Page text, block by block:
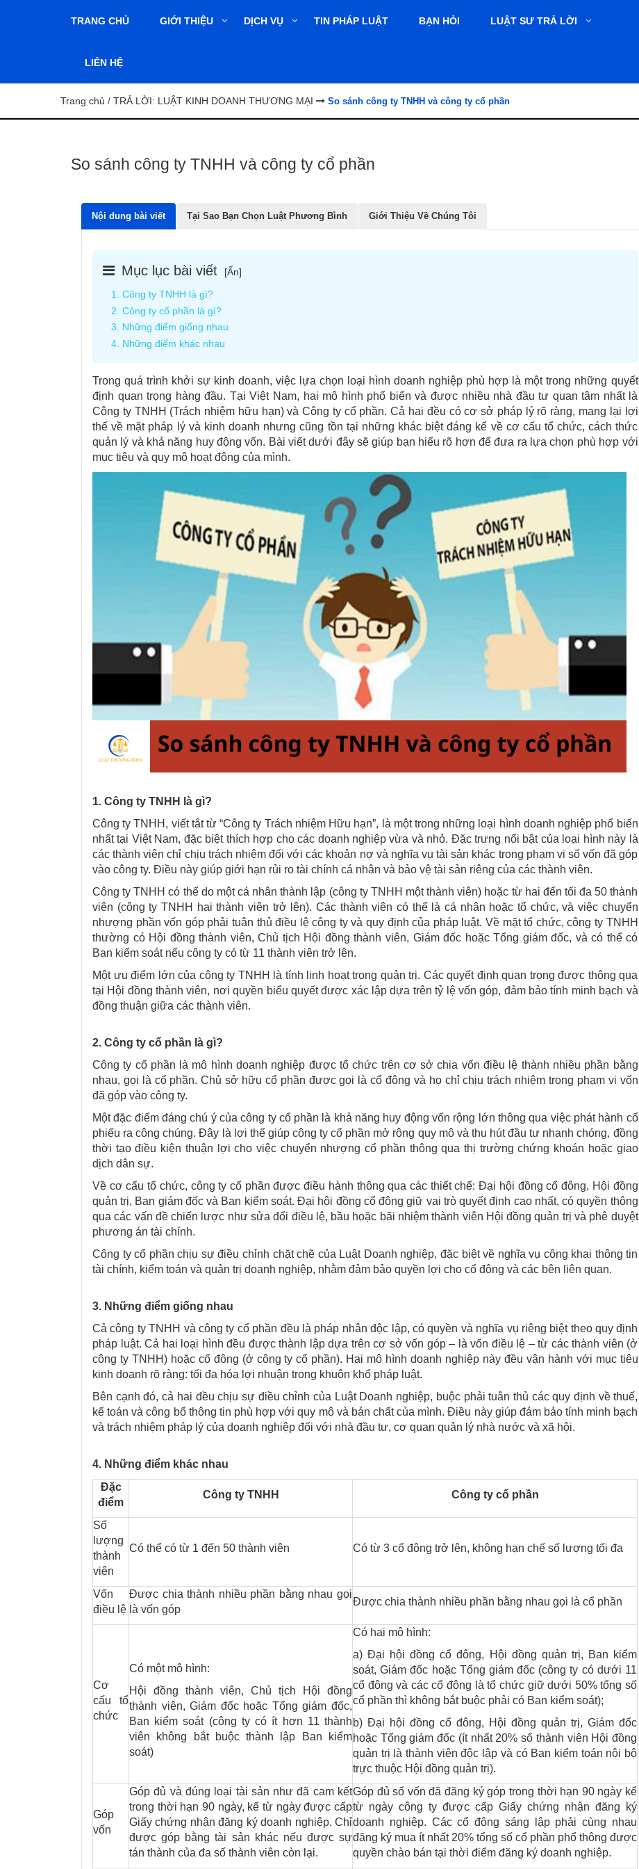
TRANG CHỦ GIỚI THIỆU DỊCH VỤ TIN PHÁP LUẬT BẠN HỎI LUẬT SƯ TRẢ LỜI
LIÊN HỆ
Trang chủ / TRẢ LỜI: LUẬT KINH DOANH THƯƠNG MẠI So sánh công ty TNHH và công ty cổ phần
So sánh công ty TNHH và công ty cổ phần
Nội dung bài viết Tại Sao Bạn Chọn Luật Phương Bình Giới Thiệu Về Chúng Tôi
Mục lục bài viết [Ẩn]
1. Công ty TNHH là gì?
2. Công ty cổ phần là gì?
3. Những điểm giống nhau
4. Những điểm khác nhau
Trong quá trình khởi sự kinh doanh, việc lựa chọn loại hình doanh nghiệp phù hợp là một trong những quyết
định quan trọng hàng đầu. Tại Việt Nam, hai mô hình phổ biến và được nhiều nhà đầu tư quan tâm nhất là
Công ty TNHH (Trách nhiệm hữu hạn) và Công ty cổ phần. Cả hai đều có cơ sở pháp lý rõ ràng, mang lại lợi
thế về mặt pháp lý và kinh doanh nhưng cũng tồn tại những khác biệt đáng kể về cơ cấu tổ chức, cách thức
quản lý và khả năng huy động vốn. Bài viết dưới đây sẽ giúp bạn hiểu rõ hơn để đưa ra lựa chọn phù hợp với
mục tiêu và quy mô hoạt động của mình.
1. Công ty TNHH là gì?
Công ty TNHH, viết tắt từ “Công ty Trách nhiệm Hữu hạn”, là một trong những loại hình doanh nghiệp phổ biến
nhất tại Việt Nam, đặc biệt thích hợp cho các doanh nghiệp vừa và nhỏ. Đặc trưng nổi bật của loại hình này là
các thành viên chỉ chịu trách nhiệm đối với các khoản nợ và nghĩa vụ tài sản khác trong phạm vi số vốn đã góp
vào công ty. Điều này giúp giới hạn rủi ro tài chính cá nhân và bảo vệ tài sản riêng của các thành viên.
Công ty TNHH có thể do một cá nhân thành lập (công ty TNHH một thành viên) hoặc từ hai đến tối đa 50 thành
viên (công ty TNHH hai thành viên trở lên). Các thành viên có thể là cá nhân hoặc tổ chức, và việc chuyển
nhượng phần vốn góp phải tuân thủ điều lệ công ty và quy định của pháp luật. Về mặt tổ chức, công ty TNHH
thường có Hội đồng thành viên, Chủ tịch Hội đồng thành viên, Giám đốc hoặc Tổng giám đốc, và có thể có
Ban kiểm soát nếu công ty có từ 11 thành viên trở lên.
Một ưu điểm lớn của công ty TNHH là tính linh hoạt trong quản trị. Các quyết định quan trọng được thông qua
tại Hội đồng thành viên, nơi quyền biểu quyết được xác lập dựa trên tỷ lệ vốn góp, đảm bảo tính minh bạch và
đồng thuận giữa các thành viên.
2. Công ty cổ phần là gì?
Công ty cổ phần là mô hình doanh nghiệp được tổ chức trên cơ sở chia vốn điều lệ thành nhiều phần bằng
nhau, gọi là cổ phần. Chủ sở hữu cổ phần được gọi là cổ đông và họ chỉ chịu trách nhiệm trong phạm vi vốn
đã góp vào công ty.
Một đặc điểm đáng chú ý của công ty cổ phần là khả năng huy động vốn rộng lớn thông qua việc phát hành cổ
phiếu ra công chúng. Đây là lợi thế giúp công ty cổ phần mở rộng quy mô và thu hút đầu tư nhanh chóng, đồng
thời tạo điều kiện thuận lợi cho việc chuyển nhượng cổ phần thông qua thị trường chứng khoán hoặc giao
dịch dân sự.
Về cơ cấu tổ chức, công ty cổ phần được điều hành thông qua các thiết chế: Đại hội đồng cổ đông, Hội đồng
quản trị, Ban giám đốc và Ban kiểm soát. Đại hội đồng cổ đông giữ vai trò quyết định cao nhất, có quyền thông
qua các vấn đề chiến lược như sửa đổi điều lệ, bầu hoặc bãi nhiệm thành viên Hội đồng quản trị và phê duyệt
phương án tài chính.
Công ty cổ phần chịu sự điều chỉnh chặt chẽ của Luật Doanh nghiệp, đặc biệt về nghĩa vụ công khai thông tin
tài chính, kiểm toán và quản trị doanh nghiệp, nhằm đảm bảo quyền lợi cho cổ đông và các bên liên quan.
3. Những điểm giống nhau
Cả công ty TNHH và công ty cổ phần đều là pháp nhân độc lập, có quyền và nghĩa vụ riêng biệt theo quy định
pháp luật. Cả hai loại hình đều được thành lập dựa trên cơ sở vốn góp – là vốn điều lệ – từ các thành viên (ở
công ty TNHH) hoặc cổ đông (ở công ty cổ phần). Hai mô hình doanh nghiệp này đều vận hành với mục tiêu
kinh doanh rõ ràng: tối đa hóa lợi nhuận trong khuôn khổ pháp luật.
Bên cạnh đó, cả hai đều chịu sự điều chỉnh của Luật Doanh nghiệp, buộc phải tuân thủ các quy định về thuế,
kế toán và công bố thông tin phù hợp với quy mô và bản chất của mình. Điều này giúp đảm bảo tính minh bạch
và trách nhiệm pháp lý của doanh nghiệp đối với nhà đầu tư, cơ quan quản lý nhà nước và xã hội.
4. Những điểm khác nhau
Đặc
điểm
Công ty TNHH Công ty cổ phần
Số
lượng
thành
viên
Có thể có từ 1 đến 50 thành viên Có từ 3 cổ đông trở lên, không hạn chế số lượng tối đa
Vốn
điều lệ
Được chia thành nhiều phần bằng nhau gọi
là vốn góp
Được chia thành nhiều phần bằng nhau gọi là cổ phần
Cơ
cấu tổ
chức
Có một mô hình:
Hội đồng thành viên, Chủ tịch Hội đồng
thành viên, Giám đốc hoặc Tổng giám đốc,
Ban kiểm soát (công ty có ít hơn 11 thành
viên không bắt buộc thành lập Ban kiểm
soát)
Có hai mô hình:
a) Đại hội đồng cổ đông, Hội đồng quản trị, Ban kiểm
soát, Giám đốc hoặc Tổng giám đốc (công ty có dưới 11
cổ đông và các cổ đông là tổ chức giữ dưới 50% tổng số
cổ phần thì không bắt buộc phải có Ban kiểm soát);
b) Đại hội đồng cổ đông, Hội đồng quản trị, Giám đốc
hoặc Tổng giám đốc (ít nhất 20% số thành viên Hội đồng
quản trị là thành viên độc lập và có Ban kiểm toán nội bộ
trực thuộc Hội đồng quản trị).
Góp
vốn
Góp đủ và đúng loại tài sản như đã cam kết
trong thời hạn 90 ngày, kể từ ngày được cấp
Giấy chứng nhận đăng ký doanh nghiệp. Chỉ
được góp bằng tài sản khác nếu được sự
tán thành của đa số thành viên còn lại.
Góp đủ số vốn đã đăng ký góp trong thời hạn 90 ngày kể
từ ngày công ty được cấp Giấy chứng nhận đăng ký
doanh nghiệp. Các cổ đông sáng lập phải cùng nhau
đăng ký mua ít nhất 20% tổng số cổ phần phổ thông được
quyền chào bán tại thời điểm đăng ký doanh nghiệp.